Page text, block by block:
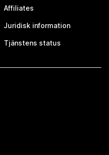
Affiliates
Juridisk information
Tjänstens status